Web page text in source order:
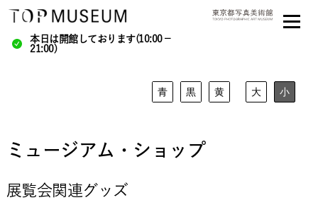
本日は開館しております(10:00－
21:00)
青 黒 黄 大 小
ミュージアム・ショップ
展覧会関連グッズ